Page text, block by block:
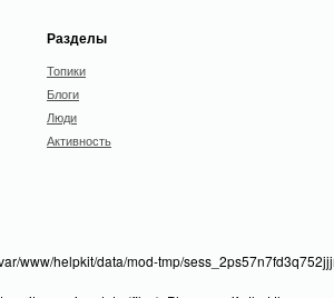
Разделы
Топики
Блоги
Люди
Активность
www/helpkit/data/mod-tmp/